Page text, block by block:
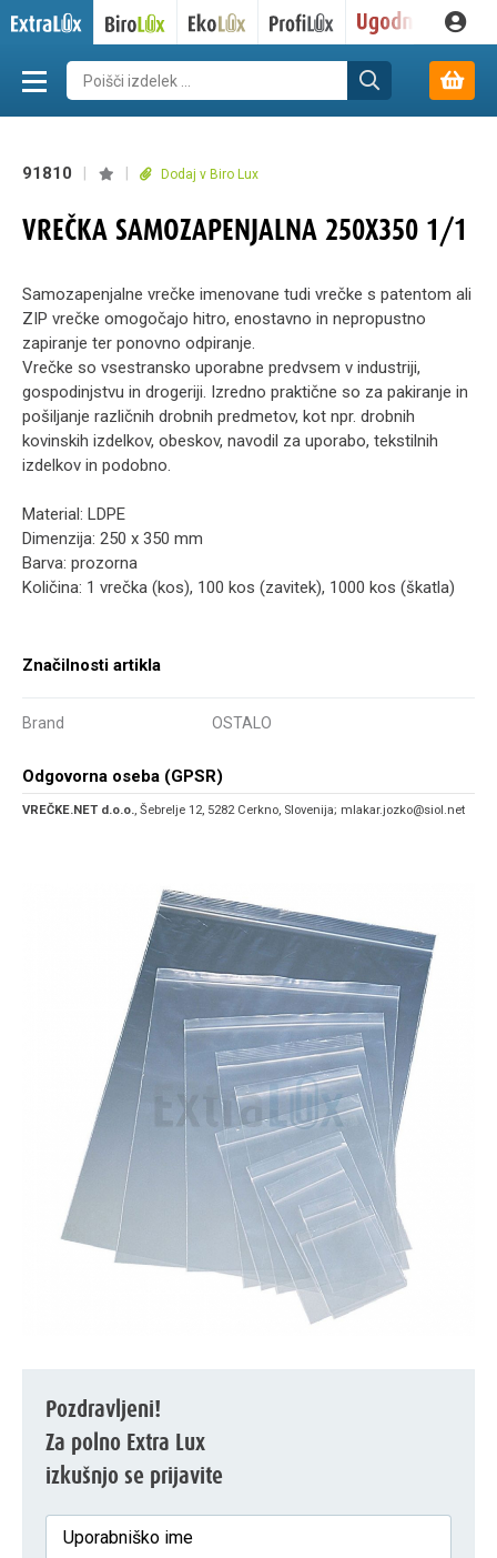
91810 Dodaj v Biro Lux
VREČKA SAMOZAPENJALNA 250X350 1/1
Samozapenjalne vrečke imenovane tudi vrečke s patentom ali
ZIP vrečke omogočajo hitro, enostavno in nepropustno
zapiranje ter ponovno odpiranje.
Vrečke so vsestransko uporabne predvsem v industriji,
gospodinjstvu in drogeriji. Izredno praktične so za pakiranje in
pošiljanje različnih drobnih predmetov, kot npr. drobnih
kovinskih izdelkov, obeskov, navodil za uporabo, tekstilnih
izdelkov in podobno.
Material: LDPE
Dimenzija: 250 x 350 mm
Barva: prozorna
Količina: 1 vrečka (kos), 100 kos (zavitek), 1000 kos (škatla)
Značilnosti artikla
Brand OSTALO
Odgovorna oseba (GPSR)
VREČKE.NET d.o.o., Šebrelje 12, 5282 Cerkno, Slovenija; mlakar.jozko@siol.net
Pozdravljeni!
Za polno Extra Lux
izkušnjo se prijavite